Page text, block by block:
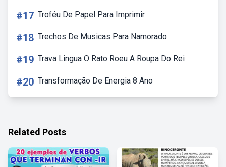
#17 Troféu De Papel Para Imprimir
#18 Trechos De Musicas Para Namorado
#19 Trava Lingua O Rato Roeu A Roupa Do Rei
#20 Transformação De Energia 8 Ano
Related Posts